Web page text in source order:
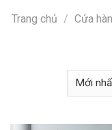
Trang chủ / Cửa